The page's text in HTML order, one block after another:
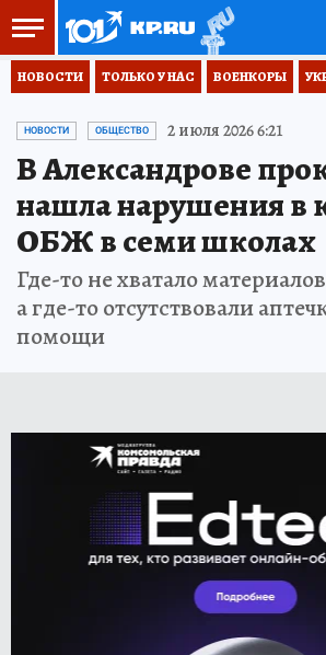
НОВОСТИ ТОЛЬКО У НАС ВОЕНКОРЫ
НОВОСТИ ОБЩЕСТВО 2 июля 2026 6:21
В Александрове
нашла нарушения в
ОБЖ в семи школах
Где-то не хватало
а где-то отсутствовали
помощи